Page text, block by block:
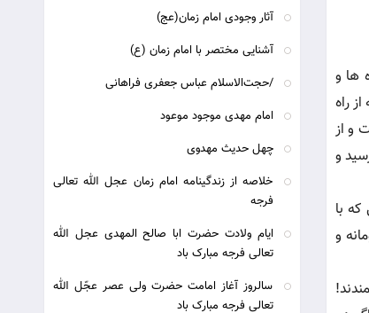
ها و
راه
و از
و
با
و
آثار وجودی امام زمان(عج)
آشنایی مختصر با امام زمان (ع)
/حجت‌الاسلام عباس جعفری فراهانی
امام مهدی موجود موعود
چهل حدیث مهدوی
خلاصه از زندگینامه امام زمان عجل الله تعالی
فرجه
ایام ولادت حضرت ابا صالح المهدی عجل الله
تعالی فرجه مبارک باد
سالروز آغاز امامت حضرت ولی عصر عجّل الله
تعالی فرجه مبارک باد